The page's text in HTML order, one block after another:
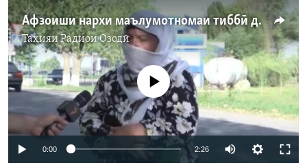
Афзоиши нархи маълумотномаи тиббӣ дар Тоҷикистон
ТаҳияиРадиои Озодӣ
Феълан кор намекунад
0:00 2:26